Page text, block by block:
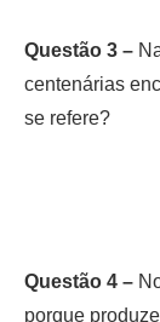
Questão 3 –
centenárias
se refere?
Questão 4 –
porque